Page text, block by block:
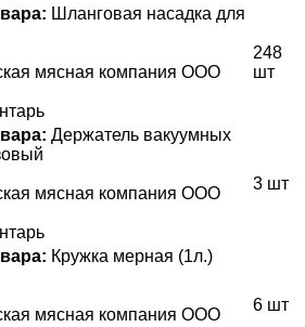
Шланговая насадка для
мясная компания ООО
248
шт
Держатель вакуумных
мясная компания ООО
3 шт
Кружка мерная (1л.)
мясная компания ООО
6 шт